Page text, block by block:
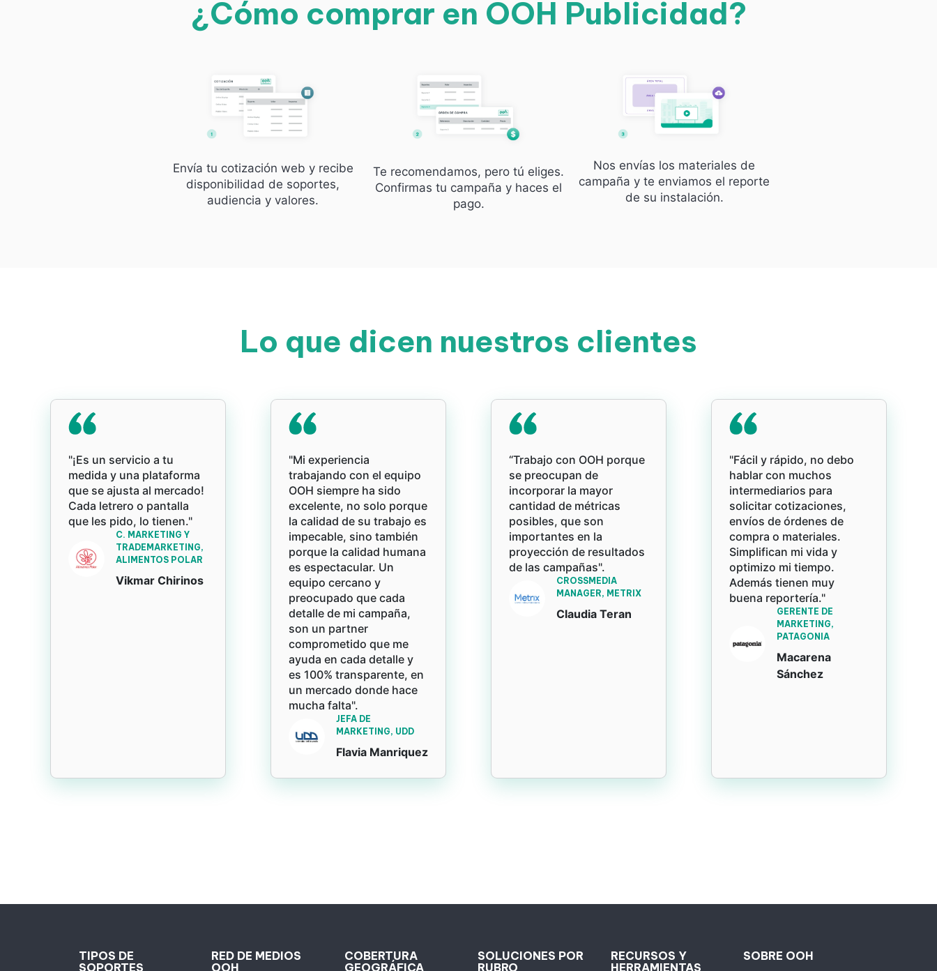
¿Cómo comprar en OOH Publicidad?
Envía tu cotización web y recibe
disponibilidad de soportes,
audiencia y valores.
Te recomendamos, pero tú eliges.
Confirmas tu campaña y haces el
pago.
Nos envías los materiales de
campaña y te enviamos el reporte
de su instalación.
Lo que dicen nuestros clientes
"¡Es un servicio a tu
medida y una plataforma
que se ajusta al mercado!
Cada letrero o pantalla
que les pido, lo tienen."
C. MARKETING Y
TRADEMARKETING,
ALIMENTOS POLAR
Vikmar Chirinos
"Mi experiencia
trabajando con el equipo
OOH siempre ha sido
excelente, no solo porque
la calidad de su trabajo es
impecable, sino también
porque la calidad humana
es espectacular. Un
equipo cercano y
preocupado que cada
detalle de mi campaña,
son un partner
comprometido que me
ayuda en cada detalle y
es 100% transparente, en
un mercado donde hace
mucha falta".
JEFA DE
MARKETING, UDD
Flavia Manriquez
“Trabajo con OOH porque
se preocupan de
incorporar la mayor
cantidad de métricas
posibles, que son
importantes en la
proyección de resultados
de las campañas".
CROSSMEDIA
MANAGER, METRIX
Claudia Teran
"Fácil y rápido, no debo
hablar con muchos
intermediarios para
solicitar cotizaciones,
envíos de órdenes de
compra o materiales.
Simplifican mi vida y
optimizo mi tiempo.
Además tienen muy
buena reportería."
GERENTE DE
MARKETING,
PATAGONIA
Macarena
Sánchez
TIPOS DE
SOPORTES
RED DE MEDIOS
OOH
COBERTURA
GEOGRÁFICA
SOLUCIONES POR
RUBRO
RECURSOS Y
HERRAMIENTAS
SOBRE OOH